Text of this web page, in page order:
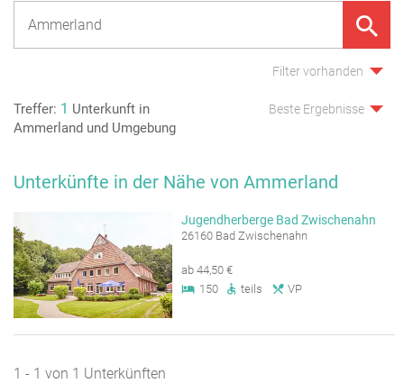
Filter vorhanden
Treffer: 1 Unterkunft in
Ammerland und Umgebung
Beste Ergebnisse
Unterkünfte in der Nähe von Ammerland
Jugendherberge Bad Zwischenahn
26160 Bad Zwischenahn
ab 44,50 €
150
teils VP
1 - 1 von 1 Unterkünften